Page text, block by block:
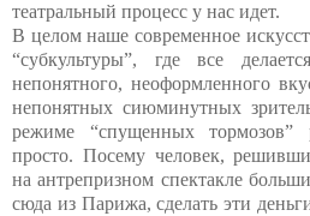
театральный процесс у нас идет.
В целом наше современное
“субкультуры”, где все
непонятного, неоформленного
непонятных сиюминутных
режиме “спущенных тормозов”
просто. Посему человек,
на антрепризном спектакле
сюда из Парижа, сделать эти